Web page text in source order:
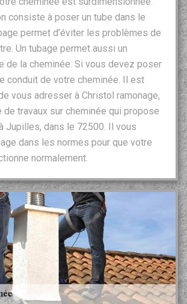
consiste à poser un tube dans le
permet d’éviter les problèmes de
Un tubage permet aussi un
de la cheminée. Si vous devez poser
conduit de votre cheminée. Il est
vous adresser à Christol ramonage,
de travaux sur cheminée qui propose
Jupilles, dans le 72500. Il vous
dans les normes pour que votre
normalement.